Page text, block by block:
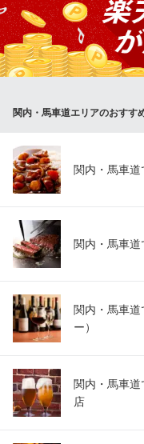
らのリクエストにお答え
に合わせて鍋や水炊き、
れたコースは他店とのク
す。貸し切りパーティー
す。
炭焼四季 鳥しるべ
みなとみらい線日本大
神奈川県横浜市中区弁天通2-
関内・馬車道エリアのおすす
関内・馬車
関内・馬車
関内・馬車
ー）
関内・馬車
店